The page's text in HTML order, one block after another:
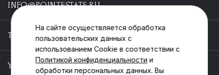
INFO@POINTESTATE.RU
TELEGRAM
YOUTUBE
На сайте осуществляется обработка
пользовательских данных с
использованием Cookie в соответствии с
Политикой конфиденциальности и
обработки персональных данных. Вы